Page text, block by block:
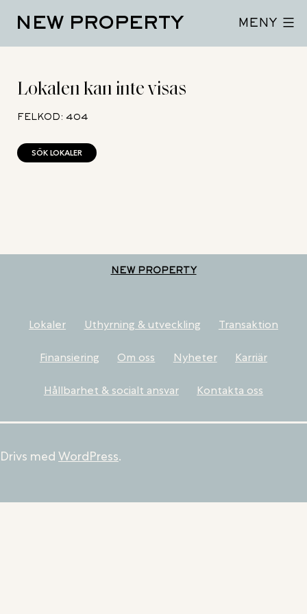
NEW PROPERTY MENY
Lokalen kan inte visas
FELKOD: 404
SÖK LOKALER
NEW PROPERTY
Lokaler Uthyrning & utveckling Transaktion
Finansiering Om oss Nyheter Karriär
Hållbarhet & socialt ansvar Kontakta oss
Drivs med WordPress.